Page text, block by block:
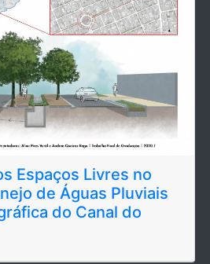
Espaços Livres no
de Águas Pluviais
do Canal do